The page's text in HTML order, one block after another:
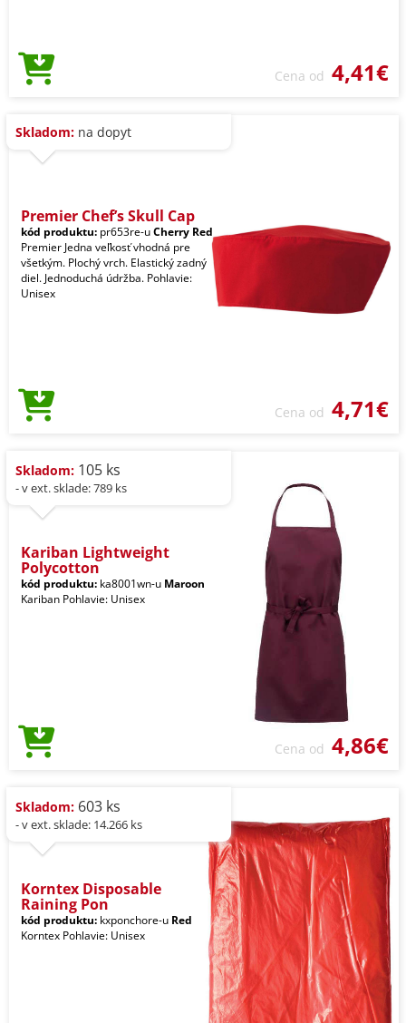
Cena od 4,41€
Skladom: na dopyt
Premier Chef’s Skull Cap
kód produktu: pr653re-uCherry Red
Premier Jedna veľkosť vhodná pre
všetkým. Plochý vrch. Elastický zadný
diel. Jednoduchá údržba. Pohlavie:
Unisex
Cena od 4,71€
Skladom: 105 ks
- v ext. sklade: 789 ks
Kariban Lightweight
Polycotton
kód produktu: ka8001wn-u Maroon
Kariban Pohlavie: Unisex
Cena od 4,86€
Skladom: 603 ks
- v ext. sklade: 14.266 ks
Korntex Disposable
Raining Pon
kód produktu: kxponchore-u Red
Korntex Pohlavie: Unisex